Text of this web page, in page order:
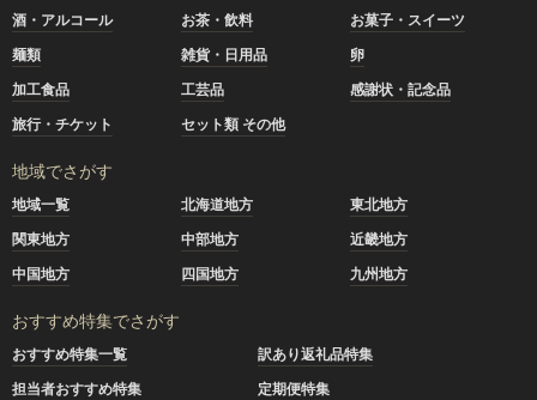
酒・アルコール
お茶・飲料
お菓子・スイーツ
麺類
雑貨・日用品
卵
加工食品
工芸品
感謝状・記念品
旅行・チケット
セット類 その他
地域でさがす
地域一覧 北海道地方
東北地方
関東地方
中部地方
近畿地方
中国地方
四国地方 九州地方
おすすめ特集でさがす
おすすめ特集一覧
訳あり返礼品特集
担当者おすすめ特集
定期便特集